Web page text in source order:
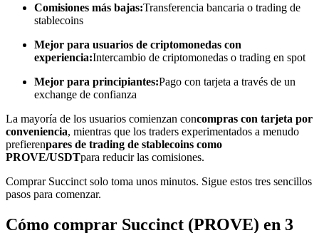
Análisis de big data que incluye información comercial, etc.
Comisiones más bajas:Transferencia bancaria o trading de
stablecoins
Mejor para usuarios de criptomonedas con
experiencia:Intercambio de criptomonedas o trading en spot
Mejor para principiantes:Pago con tarjeta a través de un
exchange de confianza
La mayoría de los usuarios comienzan concompras con tarjeta por
conveniencia, mientras que los traders experimentados a menudo
prefierenpares de trading de stablecoins como
PROVE/USDTpara reducir las comisiones.
Comprar Succinct solo toma unos minutos. Sigue estos tres sencillos
pasos para comenzar.
Cómo comprar Succinct (PROVE) en 3